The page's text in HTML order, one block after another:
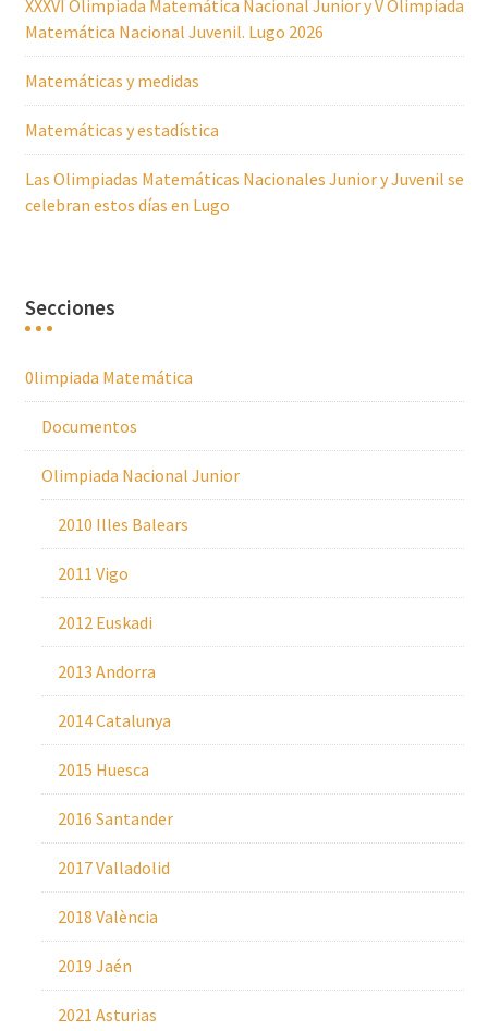
XXXVI Olimpiada Matemática Nacional Junior y V Olimpiada
Matemática Nacional Juvenil. Lugo 2026
Matemáticas y medidas
Matemáticas y estadística
Las Olimpiadas Matemáticas Nacionales Junior y Juvenil se
celebran estos días en Lugo
Secciones
0limpiada Matemática
Documentos
Olimpiada Nacional Junior
2010 Illes Balears
2011 Vigo
2012 Euskadi
2013 Andorra
2014 Catalunya
2015 Huesca
2016 Santander
2017 Valladolid
2018 València
2019 Jaén
2021 Asturias